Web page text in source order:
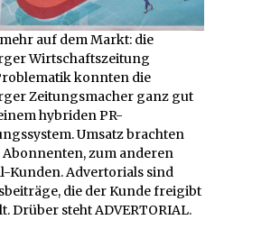
auf dem Markt: die
Wirtschaftszeitung
konnten die
Zeitungsmacher ganz gut
hybriden PR-
Umsatz brachten
zum anderen
Kunden. Advertorials sind
die der Kunde freigibt
Drüber steht ADVERTORIAL.